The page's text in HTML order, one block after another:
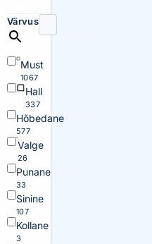
Värvus
Must
1067
Hall
337
Hõbedane
577
Valge
26
Punane
33
Sinine
107
Kollane
3